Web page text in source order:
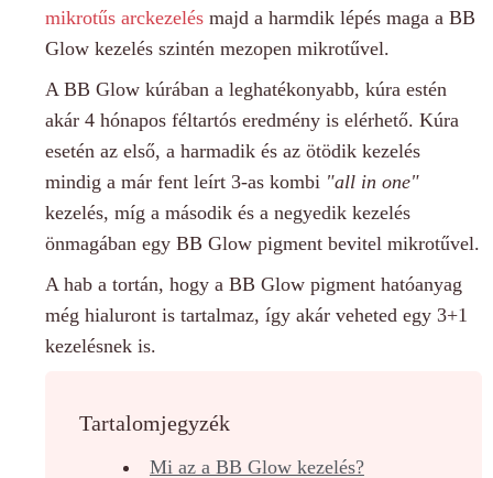
mikrotűs arckezelés majd a harmdik lépés maga a BB
Glow kezelés szintén mezopen mikrotűvel.
A BB Glow kúrában a leghatékonyabb, kúra estén
akár 4 hónapos féltartós eredmény is elérhető. Kúra
esetén az első, a harmadik és az ötödik kezelés
mindig a már fent leírt 3-as kombi "all in one"
kezelés, míg a második és a negyedik kezelés
önmagában egy BB Glow pigment bevitel mikrotűvel.
A hab a tortán, hogy a BB Glow pigment hatóanyag
még hialuront is tartalmaz, így akár veheted egy 3+1
kezelésnek is.
Tartalomjegyzék
Mi az a BB Glow kezelés?